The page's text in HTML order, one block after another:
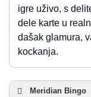
igre uživo, s
dele karte u
dašak glamura,
kockanja.
Meridian Bingo